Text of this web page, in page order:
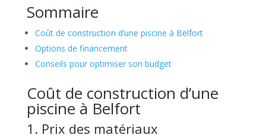
Sommaire
Coût de construction d’une piscine à Belfort
Options de financement
Conseils pour optimiser son budget
Coût de construction d’une
piscine à Belfort
1. Prix des matériaux